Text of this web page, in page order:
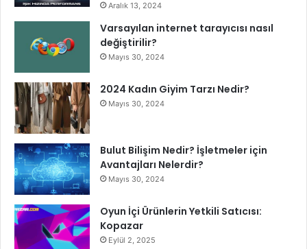
Aralık 13, 2024
Varsayılan internet tarayıcısı nasıl
değiştirilir?
Mayıs 30, 2024
2024 Kadın Giyim Tarzı Nedir?
Mayıs 30, 2024
Bulut Bilişim Nedir? İşletmeler için
Avantajları Nelerdir?
Mayıs 30, 2024
Oyun İçi Ürünlerin Yetkili Satıcısı:
Kopazar
Eylül 2, 2025